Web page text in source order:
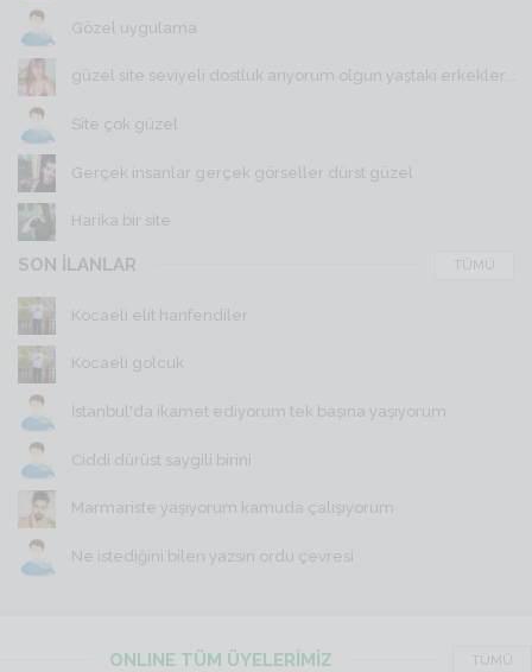
Gözel uygulama
güzel site seviyeli dostluk arıyorum olgun yaştaki erkekler...
Site çok güzel
Gerçek insanlar gerçek görseller dürst güzel
Harika bir site
SON İLANLAR TÜMÜ
Kocaeli elit hanfendiler
Kocaeli golcuk
İstanbul'da ikamet ediyorum tek başına yaşıyorum
Ciddi dürüst saygili birini
Marmariste yaşıyorum kamuda çalışıyorum
Ne istediğini bilen yazsın ordu çevresi
ONLINE TÜM ÜYELERİMİZ TÜMÜ